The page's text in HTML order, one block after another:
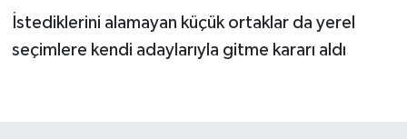
İstediklerini alamayan küçük ortaklar da yerel
seçimlere kendi adaylarıyla gitme kararı aldı